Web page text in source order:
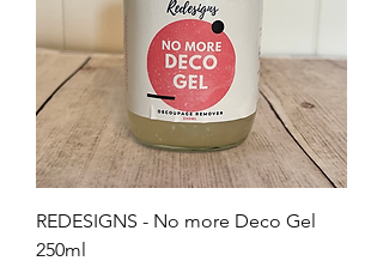
REDESIGNS - No more Deco Gel
250ml